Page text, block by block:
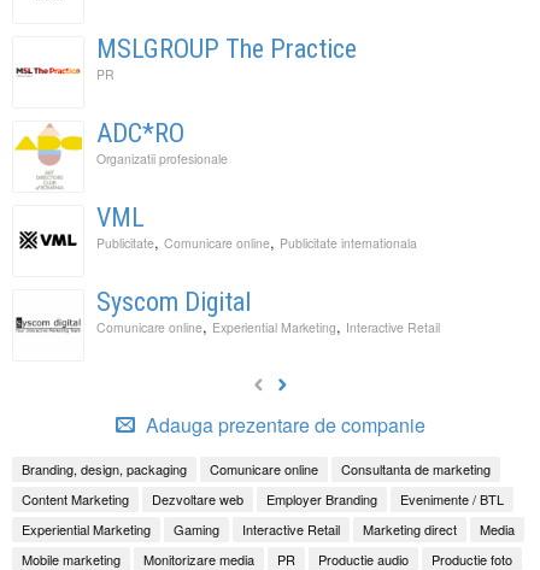
MSLGROUP The Practice
PR
ADC*RO
Organizatii profesionale
VML
Publicitate, Comunicare online, Publicitate internationala
Syscom Digital
Comunicare online, Experiential Marketing, Interactive Retail
Adauga prezentare de companie
Branding, design, packaging Comunicare online
Consultanta de marketing
Content Marketing
Dezvoltare web Employer Branding
Evenimente / BTL
Experiential Marketing
Gaming Interactive Retail Marketing direct
Media
Mobile marketing
Monitorizare media PR Productie audio
Productie foto